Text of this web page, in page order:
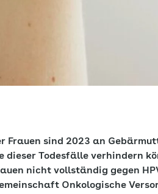
Frauen sind 2023 an
dieser Todesfälle verhindern
nicht vollständig gegen
Onkologische